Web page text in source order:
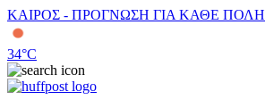
ΚΑΙΡΟΣ - ΠΡΟΓΝΩΣΗ ΓΙΑ ΚΑΘΕ ΠΟΛΗ
34°C